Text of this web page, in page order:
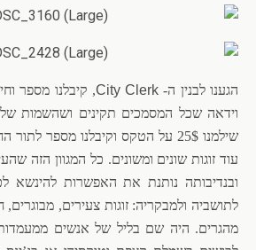
הגענו לבנין ה- City Clerk, קיבלנו מספר
וידאה שכל המסמכים תקינים ושהשמות
שילמנו 25$ על הטקס וקיבלנו מספר
עוד זוגות שונים ומשונים. כל המגוון הזה
ובנדיבותה נותנת את האפשרות
לתושביה ולמבקריה: זוגות צעירים, מבוגרים,
מהגרים. היה שם בליל של אנשים ממעמדות